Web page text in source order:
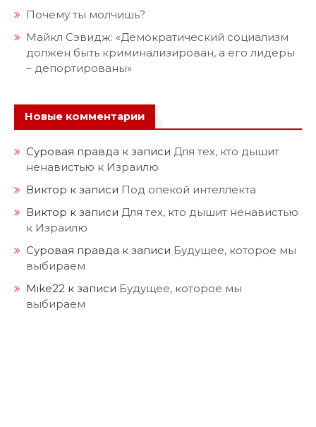
Почему ты молчишь?
Майкл Сэвидж: «Демократический социализм
должен быть криминализирован, а его лидеры
– депортированы»
Новые комментарии
Суровая правда к записи Для тех, кто дышит
ненавистью к Израилю
Виктор к записи Под опекой интеллекта
Виктор к записи Для тех, кто дышит ненавистью
к Израилю
Суровая правда к записи Будущее, которое мы
выбираем
Mike22 к записи Будущее, которое мы
выбираем